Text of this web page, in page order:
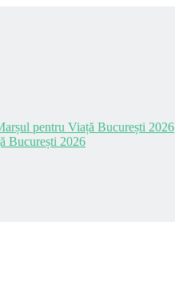
pentru Viață București 2026
București 2026